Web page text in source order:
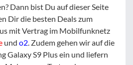
Dann bist Du auf dieser Seite
Dir die besten Deals zum
mit Vertrag im Mobilfunknetz
und o2 . Zudem gehen wir auf die
Galaxy S9 Plus ein und liefern